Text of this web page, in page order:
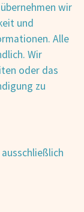
wir
und
Alle
Wir
oder das
zu